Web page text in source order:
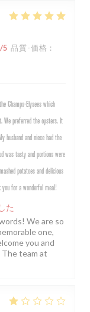
/5 品質-価格 :
Champs-Elysees which
We preferred the oysters. It
husband and niece had the
was tasty and portions were
potatoes and delicious
you for a wonderful meal!
た
We are so
one,
you and
The team at